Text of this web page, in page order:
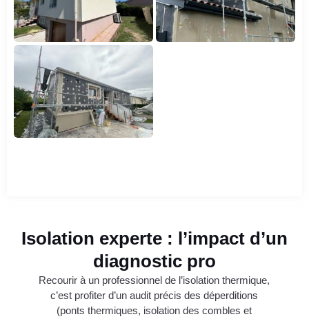
Isolation experte : l’impact d’un
diagnostic pro
Recourir à un professionnel de l’isolation thermique,
c’est profiter d’un audit précis des déperditions
(ponts thermiques, isolation des combles et